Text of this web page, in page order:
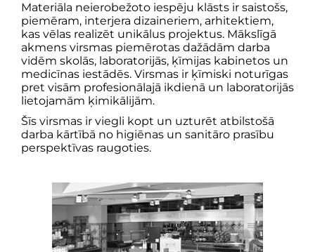
Materiāla neierobežoto iespēju klāsts ir saistošs,
piemēram, interjera dizaineriem, arhitektiem,
kas vēlas realizēt unikālus projektus. Mākslīgā
akmens virsmas piemērotas dažādām darba
vidēm skolās, laboratorijās, ķīmijas kabinetos un
medicīnas iestādēs. Virsmas ir ķīmiski noturīgas
pret visām profesionālajā ikdienā un laboratorijās
lietojamām ķimikālijām.
Šīs virsmas ir viegli kopt un uzturēt atbilstošā
darba kārtībā no higiēnas un sanitāro prasību
perspektīvas raugoties.